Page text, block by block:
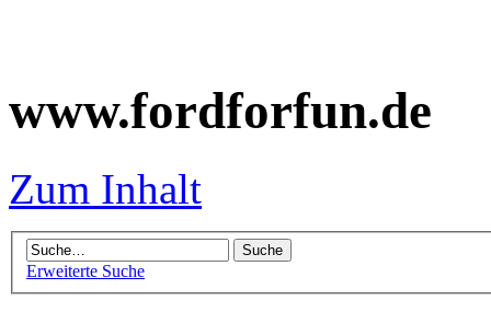
www.fordforfun.de
Zum Inhalt
Erweiterte Suche